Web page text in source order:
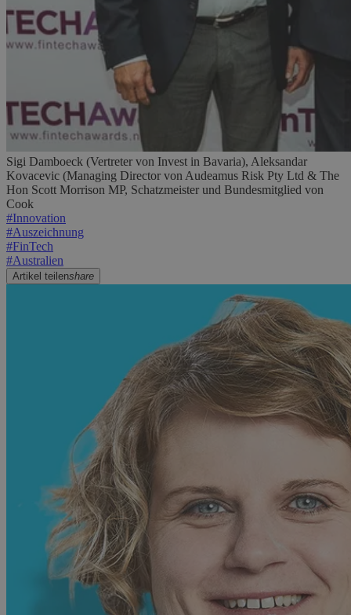
Sigi Damboeck (Vertreter von Invest in Bavaria), Aleksandar
Kovacevic (Managing Director von Audeamus Risk Pty Ltd & The
Hon Scott Morrison MP, Schatzmeister und Bundesmitglied von
Cook
#Innovation
#Auszeichnung
#FinTech
#Australien
Artikel teilenshare